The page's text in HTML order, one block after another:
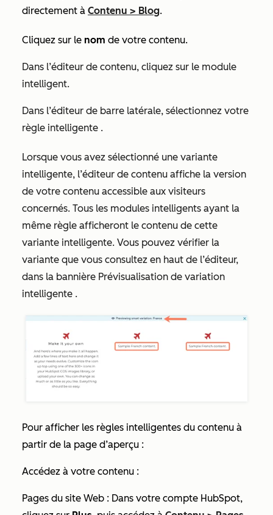
directement à Contenu > Blog.
Cliquez sur le nom de votre contenu.
Dans l’éditeur de contenu, cliquez sur le module
intelligent.
Dans l’éditeur de barre latérale, sélectionnez votre
règle intelligente .
Lorsque vous avez sélectionné une variante
intelligente, l’éditeur de contenu affiche la version
de votre contenu accessible aux visiteurs
concernés. Tous les modules intelligents ayant la
même règle afficheront le contenu de cette
variante intelligente. Vous pouvez vérifier la
variante que vous consultez en haut de l’éditeur,
dans la bannière Prévisualisation de variation
intelligente .
Pour afficher les règles intelligentes du contenu à
partir de la page d’aperçu :
Accédez à votre contenu :
Pages du site Web : Dans votre compte HubSpot,